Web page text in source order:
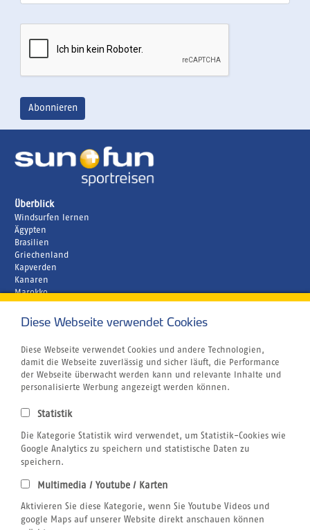
Überblick
Windsurfen lernen
Ägypten
Brasilien
Griechenland
Kapverden
Kanaren
Marokko
Unternehmen
Atmosfair CO2 Kompensation
Airline Blacklist
Bildnachweis
Centrum für Reisemedizin
Jobs
Kitesurfen
SUP
Tauchen
Wingfoilen
Rechtliches
AGB
Diese Webseite verwendet Cookies
Diese Webseite verwendet Cookies und andere Technologien,
damit die Webseite zuverlässig und sicher läuft, die Performance
der Webseite überwacht werden kann und relevante Inhalte und
personalisierte Werbung angezeigt werden können.
Statistik
Die Kategorie Statistik wird verwendet, um Statistik-Cookies wie
Google Analytics zu speichern und statistische Daten zu
speichern.
Multimedia / Youtube / Karten
Aktivieren Sie diese Kategorie, wenn Sie Youtube Videos und
google Maps auf unserer Website direkt anschauen können